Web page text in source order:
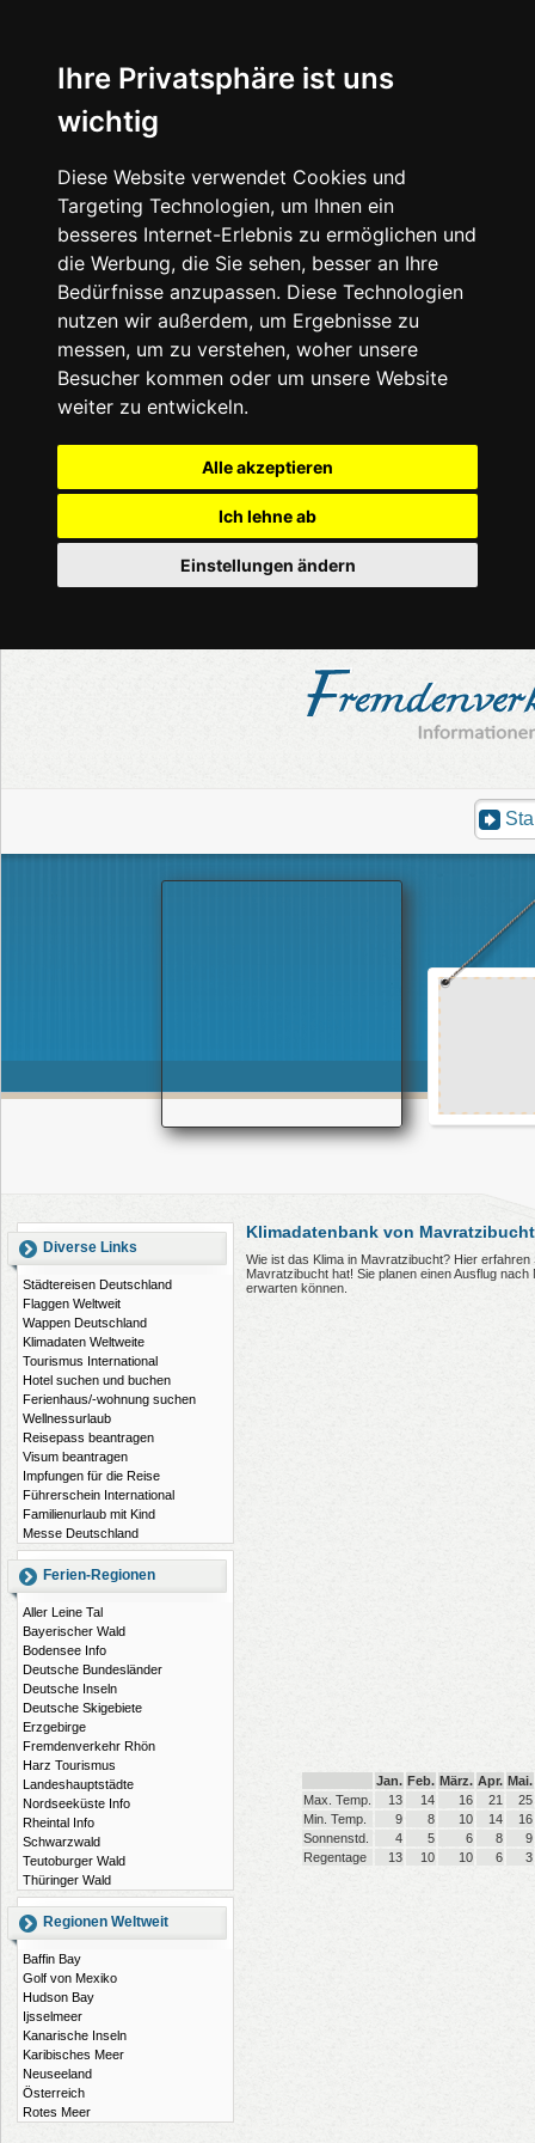
Ihre Privatsphäre ist uns
wichtig
Diese Website verwendet Cookies und
Targeting Technologien, um Ihnen ein
besseres Internet-Erlebnis zu ermöglichen und
die Werbung, die Sie sehen, besser an Ihre
Bedürfnisse anzupassen. Diese Technologien
nutzen wir außerdem, um Ergebnisse zu
messen, um zu verstehen, woher unsere
Besucher kommen oder um unsere Website
weiter zu entwickeln.
Alle akzeptieren
Ich lehne ab
Einstellungen ändern
Diverse Links
Städtereisen Deutschland
Flaggen Weltweit
Wappen Deutschland
Klimadaten Weltweite
Tourismus International
Hotel suchen und buchen
Ferienhaus/-wohnung suchen
Wellnessurlaub
Reisepass beantragen
Visum beantragen
Impfungen für die Reise
Führerschein International
Familienurlaub mit Kind
Messe Deutschland
Ferien-Regionen
Aller Leine Tal
Bayerischer Wald
Bodensee Info
Deutsche Bundesländer
Deutsche Inseln
Deutsche Skigebiete
Erzgebirge
Fremdenverkehr Rhön
Harz Tourismus
Landeshauptstädte
Nordseeküste Info
Rheintal Info
Schwarzwald
Teutoburger Wald
Thüringer Wald
Regionen Weltweit
Baffin Bay
Golf von Mexiko
Hudson Bay
Ijsselmeer
Kanarische Inseln
Karibisches Meer
Neuseeland
Österreich
Rotes Meer
Klimadatenbank von
Wie ist das Klima in Mavratzibucht? Hier
Mavratzibucht hat! Sie planen einen Ausflug
erwarten können.
Jan. Feb. März. Apr. Mai.
Max. Temp.
13 14 16 21
25
Min. Temp.
9 8 10 14
16
Sonnenstd.
4 5 6 8
9
Regentage
13 10 10 6 3